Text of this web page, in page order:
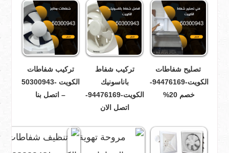
تصليح شفاطات
الكويت-94476169-
خصم 20%
تركيب شفاط
باناسونيك
الكويت-94476169-
اتصل الان
تركيب شفاطات
الكويت -50300943
– اتصل بنا